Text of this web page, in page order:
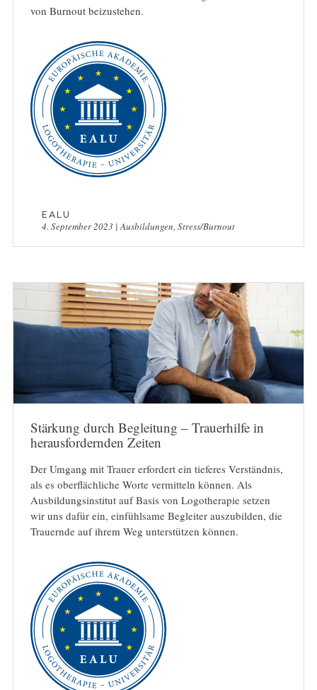
von Burnout beizustehen.
EALU
4. September 2023 |Ausbildungen, Stress/Burnout
Stärkung durch Begleitung – Trauerhilfe in
herausfordernden Zeiten
Der Umgang mit Trauer erfordert ein tieferes Verständnis,
als es oberflächliche Worte vermitteln können. Als
Ausbildungsinstitut auf Basis von Logotherapie setzen
wir uns dafür ein, einfühlsame Begleiter auszubilden, die
Trauernde auf ihrem Weg unterstützen können.